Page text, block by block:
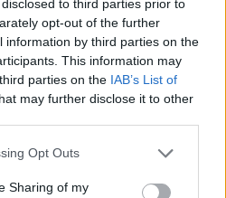
to third parties prior to
opt-out of the further
information by third parties on the
This information may
parties on the IAB’s List of
may further disclose it to other
app uses one or more Google
behaviour. You may click to
Opt Outs
Sharing of my